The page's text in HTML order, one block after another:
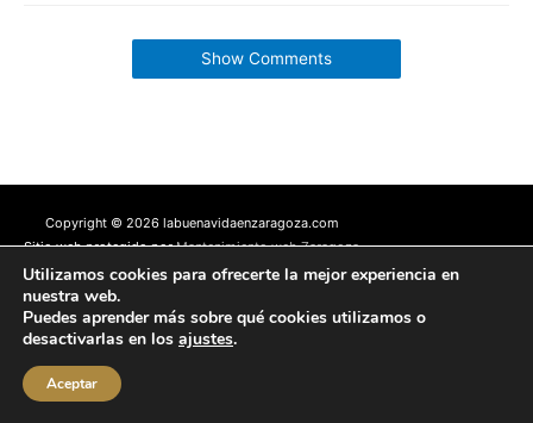
Show Comments
Copyright © 2026 labuenavidaenzaragoza.com
Sitio web protegido porMantenimiento web Zaragoza
Aviso Legal Política de privacidad
Política de cookies
Contacta conmigo
Utilizamos cookies para ofrecerte la mejor experiencia en
nuestra web.
Puedes aprender más sobre qué cookies utilizamos o
desactivarlas en los ajustes.
Aceptar